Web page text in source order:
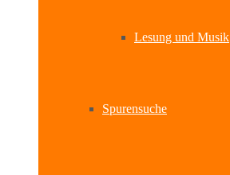
Lesung und Musik
Spurensuche